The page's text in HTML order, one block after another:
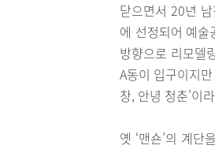
닫으면서 20년
에 선정되어 예
방향으로 리모델
A동이 입구이지
창, 안녕 청춘’이
옛 ‘맨숀’의 계